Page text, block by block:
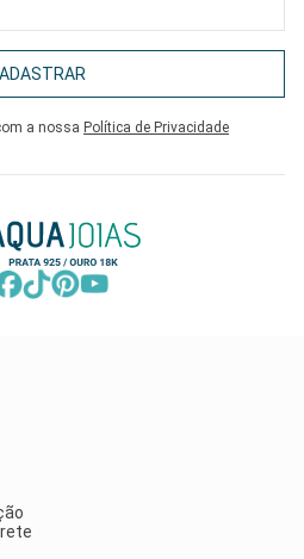
a nossa Política de Privacidade